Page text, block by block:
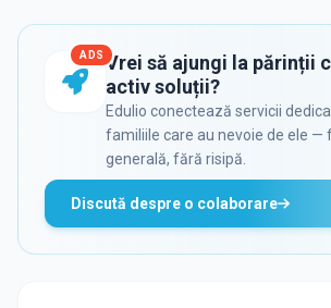
ADS Vrei să ajungi la părinții
activ soluții?
Edulio conectează servicii
familiile care au nevoie de ele —
generală, fără risipă.
Discută despre o colaborare